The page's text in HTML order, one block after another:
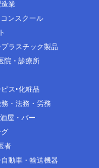
業
ンスクール
プラスチック製品
院・診療所
ス 化粧品
・法務・労務
屋・バー
者
自動車・輸送機器